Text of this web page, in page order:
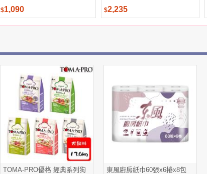
包組(官方直營 /貓乾糧/貓飼料/
泌尿道飼料)
$1,090 $2,235
TOMA-PRO優格 經典系列狗
東風廚房紙巾60張x6捲x8包